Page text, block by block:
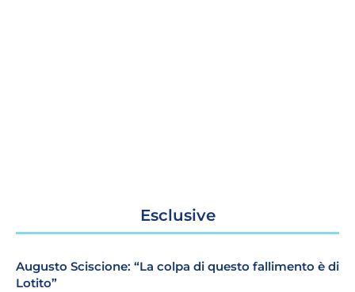
Esclusive
Augusto Sciscione: “La colpa di questo fallimento è di
Lotito”